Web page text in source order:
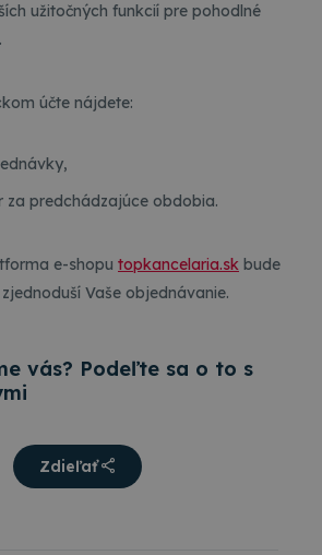
užitočných funkcií pre pohodlné
účte nájdete:
za predchádzajúce obdobia.
e-shopu topkancelaria.sk bude
Vaše objednávanie.
vás? Podeľte sa o to s
Zdieľať